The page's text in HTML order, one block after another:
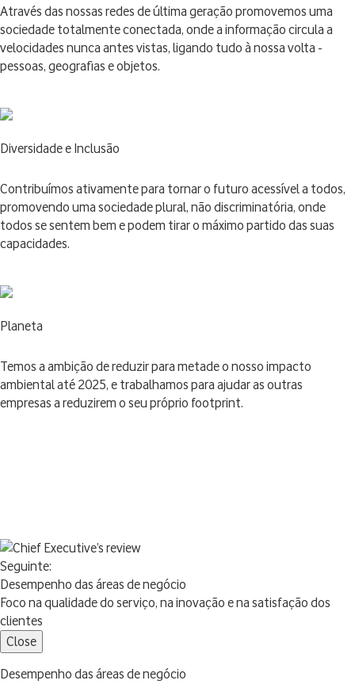
Através das nossas redes de última geração promovemos uma
sociedade totalmente conectada, onde a informação circula a
velocidades nunca antes vistas, ligando tudo à nossa volta -
pessoas, geografias e objetos.
Diversidade e Inclusão
Contribuímos ativamente para tornar o futuro acessível a todos,
promovendo uma sociedade plural, não discriminatória, onde
todos se sentem bem e podem tirar o máximo partido das suas
capacidades.
Planeta
Temos a ambição de reduzir para metade o nosso impacto
ambiental até 2025, e trabalhamos para ajudar as outras
empresas a reduzirem o seu próprio footprint.
Seguinte:
Desempenho das áreas de negócio
Foco na qualidade do serviço, na inovação e na satisfação dos
clientes
Close
Desempenho das áreas de negócio